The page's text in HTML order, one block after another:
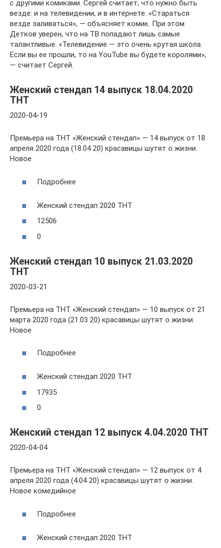
с другими комиками. Сергей считает, что нужно быть
везде: и на телевидении, и в интернете. «Стараться
везде заливаться», — объясняет комик. При этом
Детков уверен, что на ТВ попадают лишь самые
талантливые. «Телевидение — это очень крутая школа.
Если вы ее прошли, то на YouTube вы будете королями»,
— считает Сергей.
Женский стендап 14 выпуск 18.04.2020
ТНТ
2020-04-19
Премьера на ТНТ «Женский стендап» — 14 выпуск от 18
апреля 2020 года (18.04 20) красавицы шутят о жизни.
Новое
Подробнее
Женский стендап 2020 ТНТ
12506
0
Женский стендап 10 выпуск 21.03.2020
ТНТ
2020-03-21
Премьера на ТНТ «Женский стендап» — 10 выпуск от 21
марта 2020 года (21.03 20) красавицы шутят о жизни.
Новое
Подробнее
Женский стендап 2020 ТНТ
17935
0
Женский стендап 12 выпуск 4.04.2020 ТНТ
2020-04-04
Премьера на ТНТ «Женский стендап» — 12 выпуск от 4
апреля 2020 года (4.04 20) красавицы шутят о жизни.
Новое комедийное
Подробнее
Женский стендап 2020 ТНТ